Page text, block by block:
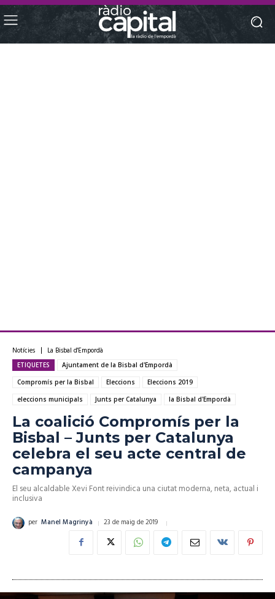
Notícies La Bisbal d'Empordà
ETIQUETES
Ajuntament de la Bisbal d'Empordà
Compromís per la Bisbal
Eleccions
Eleccions 2019
eleccions municipals
Junts per Catalunya la Bisbal d'Empordà
La coalició Compromís per la
Bisbal – Junts per Catalunya
celebra el seu acte central de
campanya
El seu alcaldable Xevi Font reivindica una ciutat moderna, neta, actual i
inclusiva
per Manel Magrinyà 23 de maig de 2019